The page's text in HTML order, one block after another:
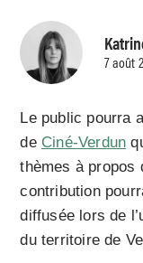
7 août
Le public pourra
de Ciné-Verdun
thèmes à propos
contribution
diffusée lors de
du territoire de